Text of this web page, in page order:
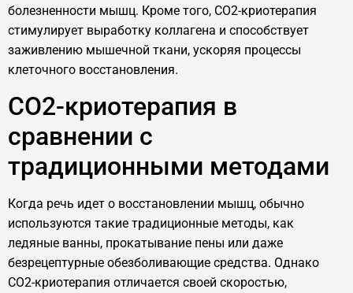
болезненности мышц. Кроме того, CO2-криотерапия
стимулирует выработку коллагена и способствует
заживлению мышечной ткани, ускоряя процессы
клеточного восстановления.
CO2-криотерапия в
сравнении с
традиционными методами
Когда речь идет о восстановлении мышц, обычно
используются такие традиционные методы, как
ледяные ванны, прокатывание пены или даже
безрецептурные обезболивающие средства. Однако
CO2-криотерапия отличается своей скоростью,